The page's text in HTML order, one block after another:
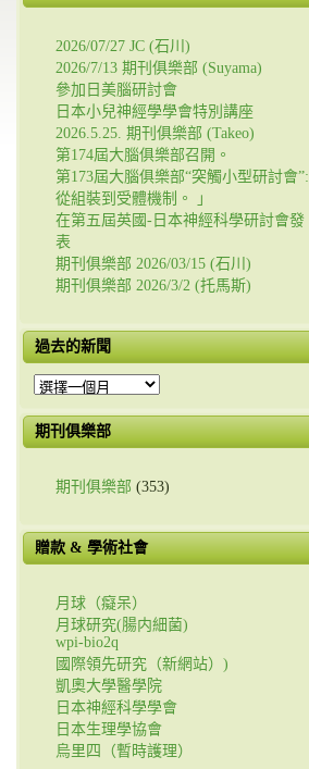
2026/07/27 JC (石川)
2026/7/13 期刊俱樂部 (Suyama)
參加日美腦研討會
日本小兒神經學學會特別講座
2026.5.25. 期刊俱樂部 (Takeo)
第174屆大腦俱樂部召開。
第173屆大腦俱樂部“突觸小型研討會”:
從組裝到受體機制。 」
在第五屆英國-日本神經科學研討會發
表
期刊俱樂部 2026/03/15 (石川)
期刊俱樂部 2026/3/2 (托馬斯)
過去的新聞
過
的
新
期刊俱樂部
期刊俱樂部 (353)
贈款 & 學術社會
月球（癡呆）
月球研究(腸内細菌)
wpi-bio2q
國際領先研究（新網站）)
凱奧大學醫學院
日本神經科學學會
日本生理學協會
烏里四（暫時護理）